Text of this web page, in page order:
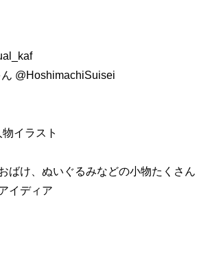
@HoshimachiSuisei
イラスト
ばけ、ぬいぐるみなどの小物たくさん
イディア